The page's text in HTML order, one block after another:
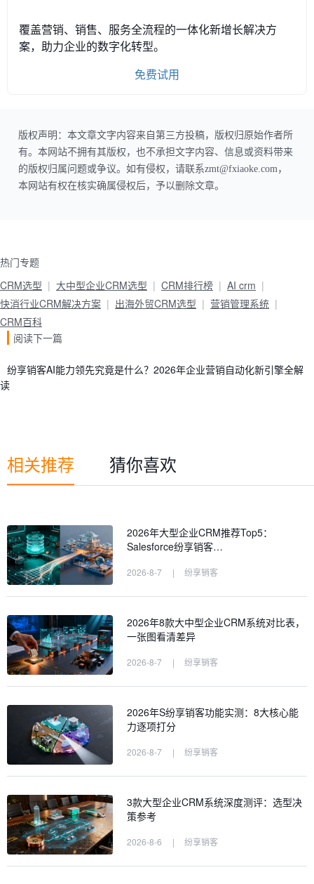
覆盖营销、销售、服务全流程的一体化新增长解决方
案，助力企业的数字化转型。
免费试用
版权声明：本文章文字内容来自第三方投稿，版权归原始作者所
有。本网站不拥有其版权，也不承担文字内容、信息或资料带来
的版权归属问题或争议。如有侵权，请联系zmt@fxiaoke.com，
本网站有权在核实确属侵权后，予以删除文章。
热门专题
CRM选型
大中型企业CRM选型 CRM排行榜
AI crm
快消行业CRM解决方案
出海外贸CRM选型
营销管理系统
CRM百科
阅读下一篇
纷享销客AI能力领先究竟是什么？2026年企业营销自动化新引擎全解
读
相关推荐 猜你喜欢
2026年大型企业CRM推荐Top5：
Salesforce纷享销客…
2026-8-7 | 纷享销客
2026年8款大中型企业CRM系统对比表，
一张图看清差异
2026-8-7 | 纷享销客
2026年S纷享销客功能实测：8大核心能
力逐项打分
2026-8-7 | 纷享销客
3款大型企业CRM系统深度测评：选型决
策参考
2026-8-6 | 纷享销客